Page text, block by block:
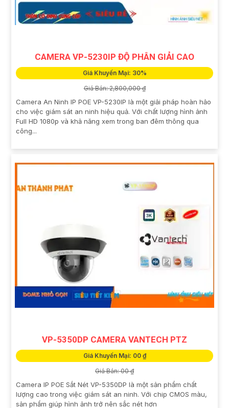
CAMERA VP-5230IP ĐỘ PHÂN GIẢI CAO
Giá Khuyến Mại: 30%
Giá Bán: 2,800,000 ₫
Camera An Ninh IP POE VP-5230IP là một giải pháp hoàn hảo
cho việc giám sát an ninh hiệu quả. Với chất lượng hình ảnh
Full HD 1080p và khả năng xem trong ban đêm thông qua
công...
VP-5350DP CAMERA VANTECH PTZ
Giá Khuyến Mại: 00 ₫
Giá Bán: 00 ₫
Camera IP POE Sắt Nét VP-5350DP là một sản phẩm chất
lượng cao trong việc giám sát an ninh. Với chip CMOS màu,
sản phẩm giúp hình ảnh trở nên sắc nét hơn